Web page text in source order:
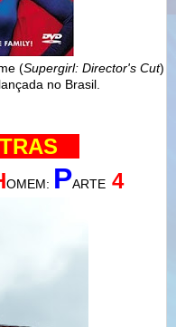
(Supergirl: Director's Cut)
no Brasil.
OMEM: PARTE 4